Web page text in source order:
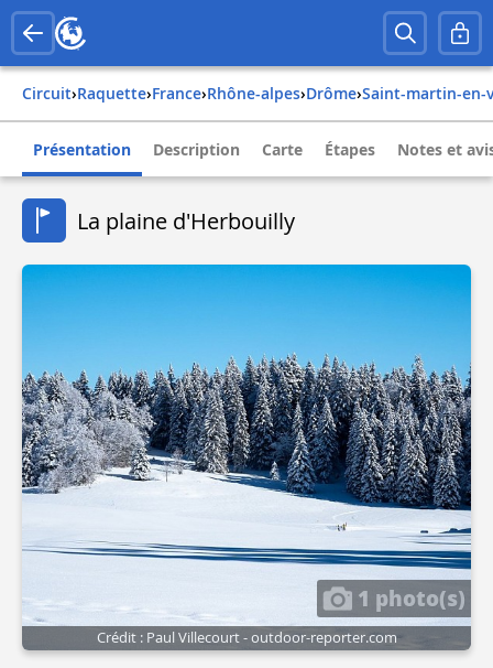
Circuit› Raquette› france› rhône-alpes› drôme› saint-martin-en-
Présentation Description Carte Étapes Notes et
La plaine d'Herbouilly
1 photo(s)
Crédit : Paul Villecourt - outdoor-reporter.com